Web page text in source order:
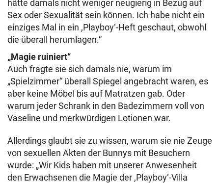
hätte damals nicht weniger neugierig in Bezug auf
Sex oder Sexualität sein können. Ich habe nicht ein
einziges Mal in ein ,Playboy‘-Heft geschaut, obwohl
die überall herumlagen.“
„Magie ruiniert“
Auch fragte sie sich damals nie, warum im
„Spielzimmer“ überall Spiegel angebracht waren, es
aber keine Möbel bis auf Matratzen gab. Oder
warum jeder Schrank in den Badezimmern voll von
Vaseline und merkwürdigen Lotionen war.
Allerdings glaubt sie zu wissen, warum sie nie Zeuge
von sexuellen Akten der Bunnys mit Besuchern
wurde: „Wir Kids haben mit unserer Anwesenheit
den Erwachsenen die Magie der ,Playboy‘-Villa